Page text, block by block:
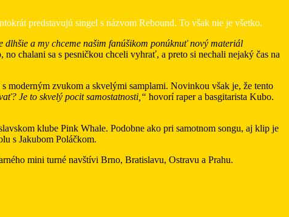
predstavujú singel s názvom Rebound. To však nie je všetko.
dlhšie a my chceme našim fanúšikom ponúknuť nový materiál
chalani sa s pesničkou chceli vyhrať, a preto si nechali nejaký čas na
zvukom a skvelými samplami. Novinkou však je, že tento
Je to skvelý pocit samostatnosti,“ hovorí raper a basgitarista Kubo.
klube Pink Whale. Podobne ako pri samotnom songu, aj klip je
s Jakubom Poláčkom.
mini turné navštívi Brno, Bratislavu, Ostravu a Prahu.